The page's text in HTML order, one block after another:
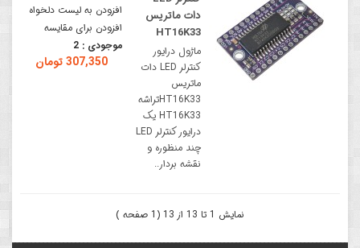
افزودن به لیست دلخواه
افزودن برای مقایسه
موجودی : 2
307,350 تومان
دات ماتریس
HT16K33
ماژول درایور
کنترلر LED دات
ماتریس
HT16K33تراشه
HT16K33 یک
درایور کنترلر LED
چند منظوره و
نقشه بردار..
نمایش 1 تا 13 از 13 (1 صفحه )